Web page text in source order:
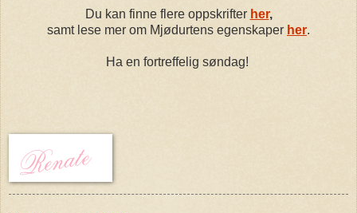
Du kan finne flere oppskrifter her,
samt lese mer om Mjødurtens egenskaper her.
Ha en fortreffelig søndag!